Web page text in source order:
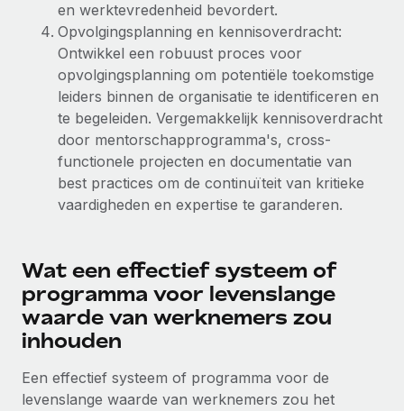
en werktevredenheid bevordert.
Opvolgingsplanning en kennisoverdracht:
Ontwikkel een robuust proces voor
opvolgingsplanning om potentiële toekomstige
leiders binnen de organisatie te identificeren en
te begeleiden. Vergemakkelijk kennisoverdracht
door mentorschapprogramma's, cross-
functionele projecten en documentatie van
best practices om de continuïteit van kritieke
vaardigheden en expertise te garanderen.
Wat een effectief systeem of
programma voor levenslange
waarde van werknemers zou
inhouden
Een effectief systeem of programma voor de
levenslange waarde van werknemers zou het